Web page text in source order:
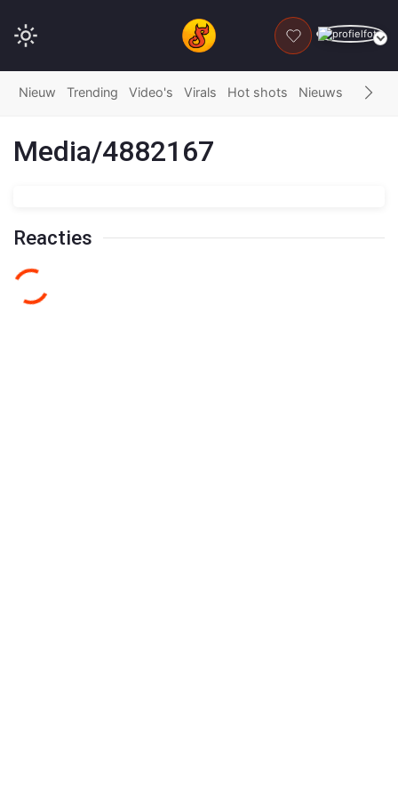
DONEER
Nieuw Trending Video's Virals Hot shots Nieuws Fails
Media/4882167
Reacties